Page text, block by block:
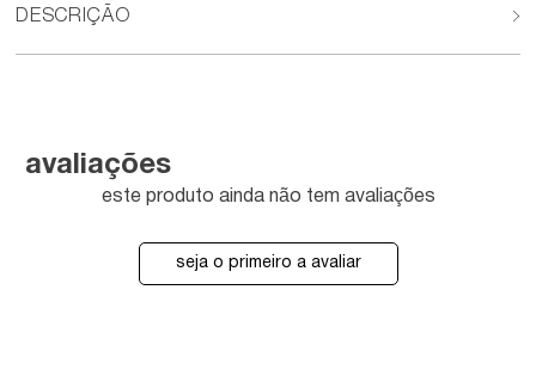
DESCRIÇÃO
avaliações
este produto ainda não tem avaliações
seja o primeiro a avaliar